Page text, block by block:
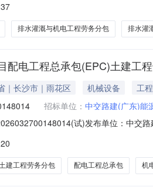
试)）1.招标条
排水灌溉与机电工程劳务分包 排水灌
配电工程总承包(EPC)土建工
｜长沙市｜雨花区 机械设备
工程
招标单位： 中交路建(广东)能
试)发布单位：中交
核长沙肿瘤医院项目配电工程总承包
建工程劳务分包 配电工程总承包 机